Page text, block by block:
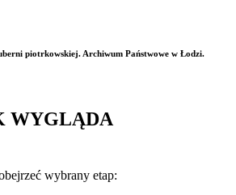
piotrkowskiej. Archiwum Państwowe w Łodzi.
WYGLĄDA
wybrany etap: